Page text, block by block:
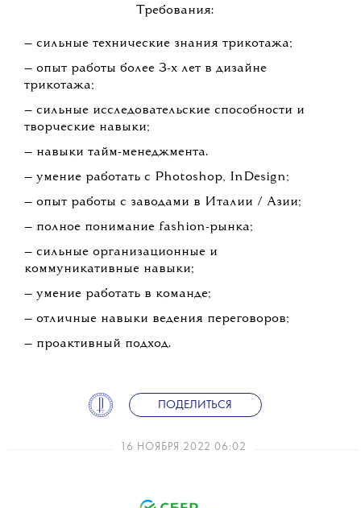
Требования:
— сильные технические знания трикотажа;
— опыт работы более 3-х лет в дизайне
трикотажа;
— сильные исследовательские способности и
творческие навыки;
— навыки тайм-менеджмента.
— умение работать с Photoshop, InDesign;
— опыт работы с заводами в Италии / Азии;
— полное понимание fashion-рынка;
— сильные организационные и
коммуникативные навыки;
— умение работать в команде;
— отличные навыки ведения переговоров;
— проактивный подход.
ПОДЕЛИТЬСЯ
16 НОЯБРЯ 2022 06:02